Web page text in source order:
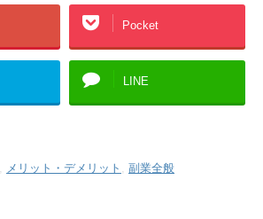
Pocket
LINE
メリット・デメリット 副業全般